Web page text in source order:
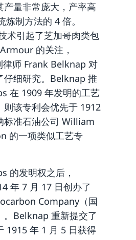
产量非常庞大，产率高
制方法的 4 倍。
术引起了芝加哥肉类包
的关注，
师 Frank Belknap 对
仔细研究。Belknap 推
在 1909 年发明的工艺
则该专利会优先于 1912
标准石油公司 William
的一项类似工艺专
的发明权之后，
年 7 月 17 日创办了
Company（国
。Belknap 重新提交了
1915 年 1 月 5 日获得